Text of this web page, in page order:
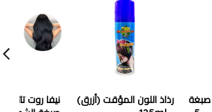
صبغة
رذاذ اللون المؤقت (أزرق)
نيفا روت تاتش